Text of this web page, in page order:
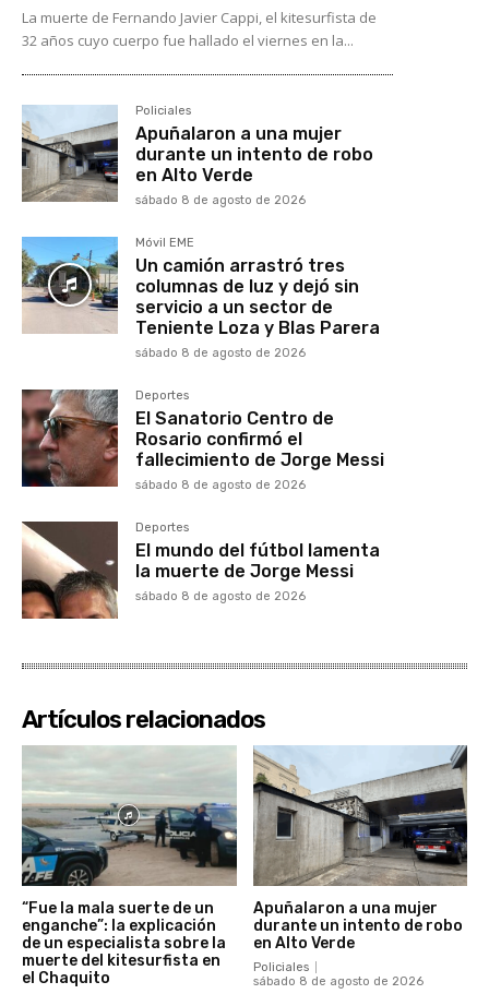
La muerte de Fernando Javier Cappi, el kitesurfista de
32 años cuyo cuerpo fue hallado el viernes en la...
Policiales
Apuñalaron a una mujer
durante un intento de robo
en Alto Verde
sábado 8 de agosto de 2026
Móvil EME
Un camión arrastró tres
columnas de luz y dejó sin
servicio a un sector de
Teniente Loza y Blas Parera
sábado 8 de agosto de 2026
Deportes
El Sanatorio Centro de
Rosario confirmó el
fallecimiento de Jorge Messi
sábado 8 de agosto de 2026
Deportes
El mundo del fútbol lamenta
la muerte de Jorge Messi
sábado 8 de agosto de 2026
Artículos relacionados
“Fue la mala suerte de un
enganche”: la explicación
de un especialista sobre la
muerte del kitesurfista en
el Chaquito
Apuñalaron a una mujer
durante un intento de robo
en Alto Verde
Policiales
sábado 8 de agosto de 2026